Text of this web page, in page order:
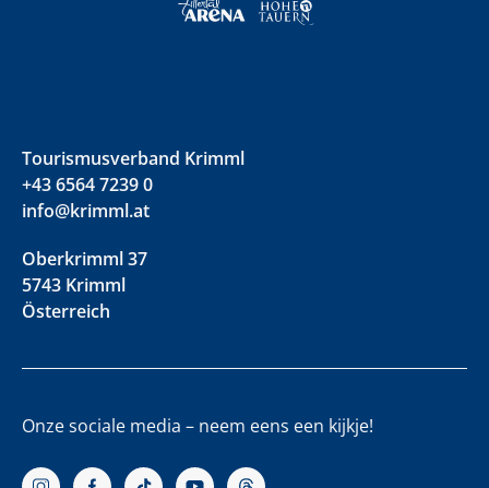
Tourismusverband Krimml
+43 6564 7239 0
info@krimml.at
Oberkrimml 37
5743 Krimml
Österreich
Onze sociale media – neem eens een kijkje!